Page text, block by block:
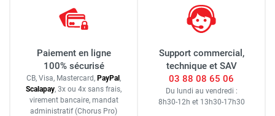
Paiement en ligne
100% sécurisé
CB, Visa, Mastercard, PayPal ,
Scalapay, 3x ou 4x sans frais,
virement bancaire, mandat
administratif (Chorus Pro)
Support commercial,
technique et SAV
03 88 08 65 06
Du lundi au vendredi :
8h30-12h et 13h30-17h30